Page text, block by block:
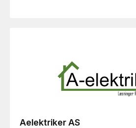
Aelektriker AS